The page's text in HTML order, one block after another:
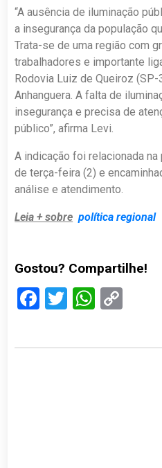
“A ausência de iluminação
a insegurança da população
Trata-se de uma região com
trabalhadores e importante
Rodovia Luiz de Queiroz
Anhanguera. A falta de
insegurança e precisa de
público”, afirma Levi.
A indicação foi relacionada
de terça-feira (2) e
análise e atendimento.
Leia + sobre política regional
Gostou? Compartilhe!
Facebook
Twitter